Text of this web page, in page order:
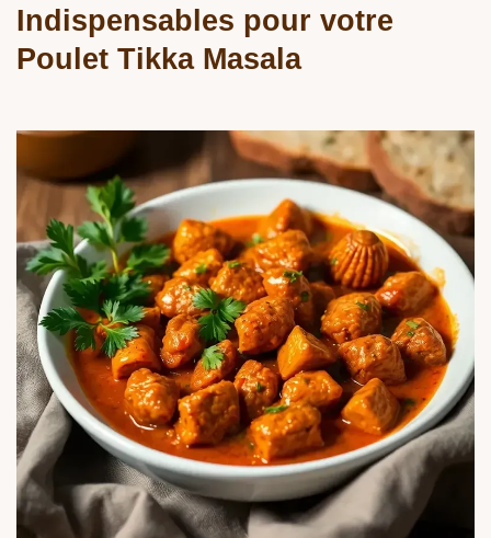
Indispensables pour votre
Poulet Tikka Masala